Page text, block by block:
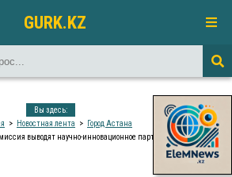
GURK.KZ
Вы здесь:
Новостная лента
Город Астана
выводят научно-инновационное партнерство на новый